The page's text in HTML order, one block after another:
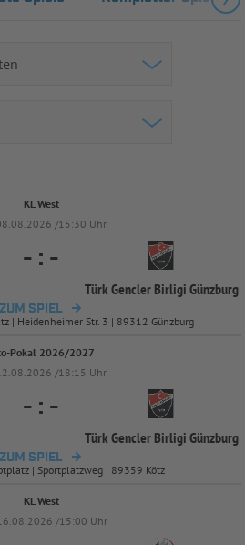
KL West
/15:30 Uhr
- : -
Türk Gencler Birligi Günzburg
ZUM SPIEL
| Heidenheimer Str. 3 | 89312 Günzburg
Pokal 2026/2027
/18:15 Uhr
- : -
Türk Gencler Birligi Günzburg
ZUM SPIEL
| Sportplatzweg | 89359 Kötz
KL West
/15:00 Uhr